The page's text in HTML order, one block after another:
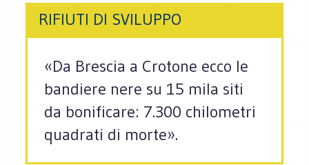
RIFIUTI DI SVILUPPO
«Da Brescia a Crotone ecco le
bandiere nere su 15 mila siti
da bonificare: 7.300 chilometri
quadrati di morte».